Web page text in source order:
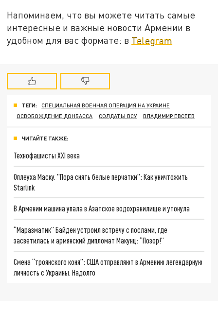
Напоминаем, что вы можете читать самые
интересные и важные новости Армении в
удобном для вас формате: в Telegram
ТЕГИ:
СПЕЦИАЛЬНАЯ ВОЕННАЯ ОПЕРАЦИЯ НА УКРАИНЕ
ОСВОБОЖДЕНИЕ ДОНБАССА
СОЛДАТЫ ВСУ ВЛАДИМИР ЕВСЕЕВ
ЧИТАЙТЕ ТАКЖЕ:
Технофашисты XXI века
Оплеуха Маску. "Пора снять белые перчатки": Как уничтожить
Starlink
В Армении машина упала в Азатское водохранилище и утонула
“Маразматик” Байден устроил встречу с послами, где
засветилась и армянский дипломат Макунц: “Позор!”
Смена “троянского коня”: США отправляют в Армению легендарную
личность с Украины. Надолго